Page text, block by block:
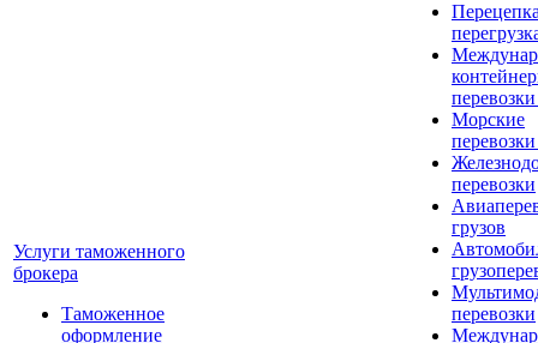
Услуги таможенного
брокера
Таможенное
оформление
Морские
перевозки
грузов
перевозки